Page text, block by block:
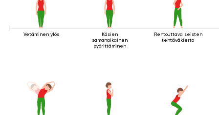
Vetäminen ylös
Käsien
samanaikainen
pyörittäminen
Rentouttava seisten
tehtäväkierto